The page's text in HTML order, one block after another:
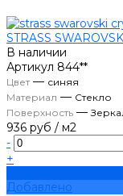
STRASS
В наличии
Артикул 844**
Цвет— синяя
Материал — Стекло
Поверхность —
936 руб / м2
-
+
Добавлено